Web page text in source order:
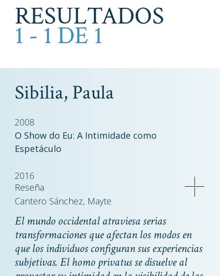
RESULTADOS
1 - 1 DE 1
Sibilia, Paula
2008
O Show do Eu: A Intimidade como
Espetáculo
2016
Reseña
Cantero Sánchez, Mayte
El mundo occidental atraviesa serias
transformaciones que afectan los modos en
que los individuos configuran sus experiencias
subjetivas. Elhomo privatusse disuelve al